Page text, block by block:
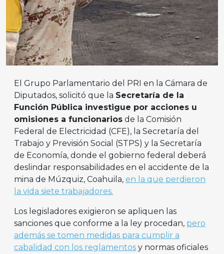
El Grupo Parlamentario del PRI en la Cámara de
Diputados, solicitó que la Secretaría de la
Función Pública investigue por acciones u
omisiones a funcionarios de la Comisión
Federal de Electricidad (CFE), la Secretaría del
Trabajo y Previsión Social (STPS) y la Secretaría
de Economía, donde el gobierno federal deberá
deslindar responsabilidades en el accidente de la
mina de Múzquiz, Coahuila, en la que perdieron
la vida siete trabajadores.
Los legisladores exigieron se apliquen las
sanciones que conforme a la ley procedan, pero
además se tomen medidas para cumplir a
cabalidad con los reglamentos y normas oficiales